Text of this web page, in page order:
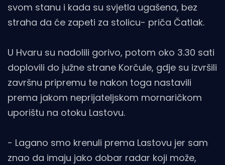
svom stanu i kada su svjetla ugašena, bez
straha da će zapeti za stolicu- priča Čatlak.
U Hvaru su nadolili gorivo, potom oko 3.30 sati
doplovili do južne strane Korčule, gdje su izvršili
završnu pripremu te nakon toga nastavili
prema jakom neprijateljskom mornaričkom
uporištu na otoku Lastovu.
- Lagano smo krenuli prema Lastovu jer sam
znao da imaju jako dobar radar koji može,